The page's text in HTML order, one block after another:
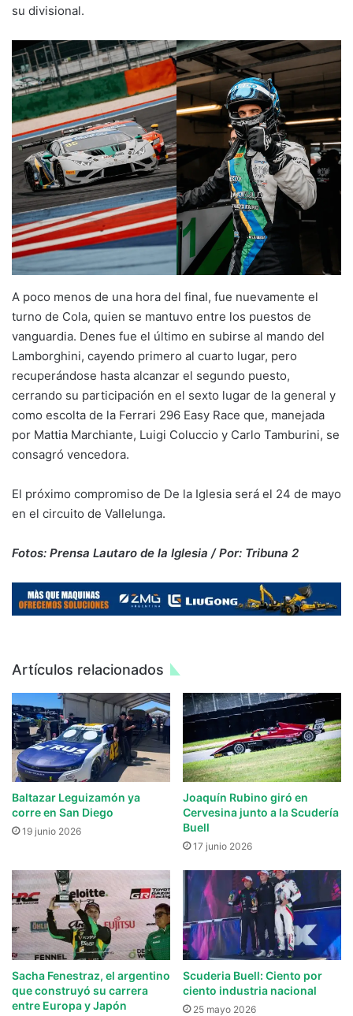
su divisional.
A poco menos de una hora del final, fue nuevamente el
turno de Cola, quien se mantuvo entre los puestos de
vanguardia. Denes fue el último en subirse al mando del
Lamborghini, cayendo primero al cuarto lugar, pero
recuperándose hasta alcanzar el segundo puesto,
cerrando su participación en el sexto lugar de la general y
como escolta de la Ferrari 296 Easy Race que, manejada
por Mattia Marchiante, Luigi Coluccio y Carlo Tamburini, se
consagró vencedora.
El próximo compromiso de De la Iglesia será el 24 de mayo
en el circuito de Vallelunga.
Fotos: Prensa Lautaro de la Iglesia / Por: Tribuna 2
Artículos relacionados
Baltazar Leguizamón ya
corre en San Diego
19 junio 2026
Joaquín Rubino giró en
Cervesina junto a la Scudería
Buell
17 junio 2026
Sacha Fenestraz, el argentino
que construyó su carrera
entre Europa y Japón
Scuderia Buell: Ciento por
ciento industria nacional
25 mayo 2026